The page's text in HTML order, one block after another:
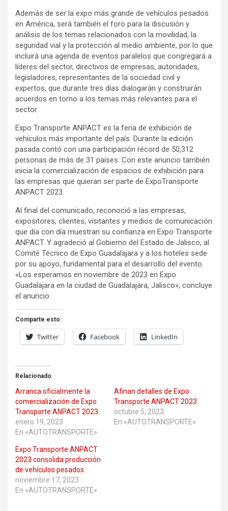
Además de ser la expo más grande de vehículos pesados
en América, será también el foro para la discusión y
análisis de los temas relacionados con la movilidad, la
seguridad vial y la protección al medio ambiente, por lo que
incluirá una agenda de eventos paralelos que congregará a
líderes del sector, directivos de empresas, autoridades,
legisladores, representantes de la sociedad civil y
expertos, que durante tres días dialogarán y construirán
acuerdos en torno a los temas más relevantes para el
sector.
Expo Transporte ANPACT es la feria de exhibición de
vehículos más importante del país. Durante la edición
pasada contó con una participación récord de 50,312
personas de más de 31 países. Con este anuncio también
inicia la comercialización de espacios de exhibición para
las empresas que quieran ser parte de ExpoTransporte
ANPACT 2023.
Al final del comunicado, reconoció a las empresas,
expositores, clientes, visitantes y medios de comunicación
que día con día muestran su confianza en Expo Transporte
ANPACT. Y agradeció al Gobierno del Estado de Jalisco, al
Comité Técnico de Expo Guadalajara y a los hoteles sede
por su apoyo, fundamental para el desarrollo del evento.
«Los esperamos en noviembre de 2023 en Expo
Guadalajara en la ciudad de Guadalajara, Jalisco», concluye
el anuncio.
Comparte esto:
Twitter Facebook LinkedIn
Relacionado
Arranca oficialmente la
comercialización de Expo
Transporte ANPACT 2023
enero 19, 2023
En «AUTOTRANSPORTE»
Afinan detalles de Expo
Transporte ANPACT 2023
octubre 5, 2023
En «AUTOTRANSPORTE»
Expo Transporte ANPACT
2023 consolida producción
de vehículos pesados
noviembre 17, 2023
En «AUTOTRANSPORTE»